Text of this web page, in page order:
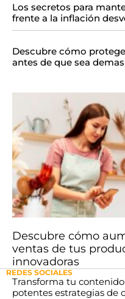
Los secretos para
frente a la inflación
Descubre cómo
antes de que sea
Descubre cómo
ventas de tus
innovadoras
REDES SOCIALES
Transforma tu
potentes estrategias de